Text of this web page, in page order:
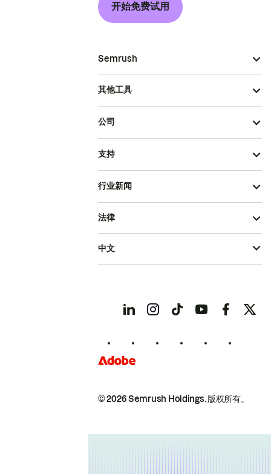
开始免费试用
Semrush
其他工具
公司
支持
行业新闻
© 2026 Semrush Holdings.版权所有。
法律
中文